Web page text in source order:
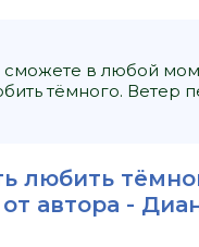
в любой
тёмного.
любить
автора -